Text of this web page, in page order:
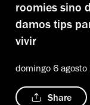
roomies sino
damos tips
vivir
domingo 6 agosto
Share